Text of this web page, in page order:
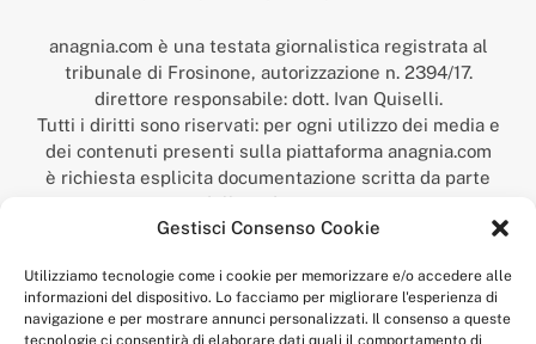
Gestisci Consenso Cookie
Utilizziamo tecnologie come i cookie per memorizzare e/o accedere alle
informazioni del dispositivo. Lo facciamo per migliorare l'esperienza di
navigazione e per mostrare annunci personalizzati. Il consenso a queste
tecnologie ci consentirà di elaborare dati quali il comportamento di
anagnia.com è una testata giornalistica registrata al
tribunale di Frosinone, autorizzazione n. 2394/17.
direttore responsabile: dott. Ivan Quiselli.
Tutti i diritti sono riservati: per ogni utilizzo dei media e
dei contenuti presenti sulla piattaforma anagnia.com
è richiesta esplicita documentazione scritta da parte
della redazione.
“Anagnia” è un marchio registrato presso l’Ufficio Italiano
Economico,
num. registrazione: 302017000014044 del 9 febbraio 2017.
Per contatti:redazione@anagnia.com